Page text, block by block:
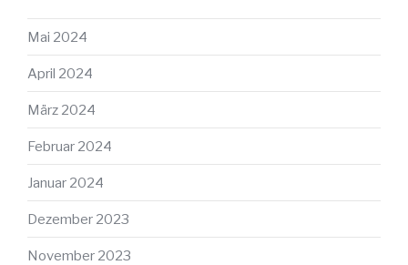
Mai 2024
April 2024
März 2024
Februar 2024
Januar 2024
Dezember 2023
November 2023